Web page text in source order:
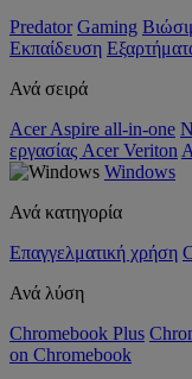
Predator Gaming
Εκπαίδευση
Ανά σειρά
Acer Aspire all-in-one
εργασίας Acer Veriton
Windows
Ανά κατηγορία
Επαγγελματική χρήση
Ανά λύση
Chromebook Plus
on Chromebook